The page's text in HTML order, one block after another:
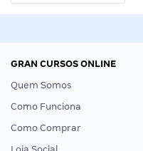
GRAN CURSOS ONLINE
Quem Somos
Como Funciona
Como Comprar